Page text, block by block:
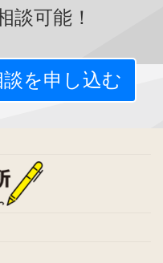
談可能！
を申し込む